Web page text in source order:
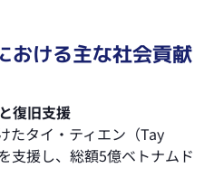
おける主な社会貢献
復旧支援
たタイ・ティエン（Tay
支援し、総額5億ベトナムド